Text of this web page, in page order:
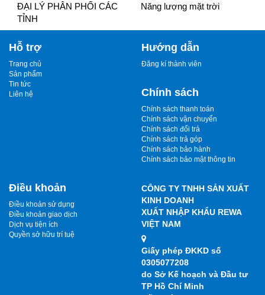
ĐẠI LÝ PHÂN PHỐI CÁC
TỈNH
Năng lượng mặt trời
Hỗ trợ
Trang chủ
Sản phẩm
Tin tức
Liên hệ
Hướng dẫn
Đăng kí thành viên
Chính sách
Chính sách thanh toán
Chính sách vận chuyển
Chính sách đổi trả
Chính sách trả góp
Chính sách bảo hành
Chính sách bảo mật thông tin
Điều khoản
Điều khoản sử dụng
Điều khoản giao dịch
Dịch vụ tiện ích
Quyền sở hữu trí tuệ
CÔNG TY TNHH SẢN XUẤT
KINH DOANH
XUẤT NHẬP KHẨU REWA
VIỆT NAM
Giấy phép ĐKKD số
0305077208
do Sở Kế hoạch và Đầu tư
TP Hồ Chí Minh